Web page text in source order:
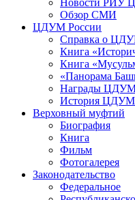
Новости РИУ
Обзор СМИ
ЦДУМ России
Справка о
Книга
Книга
«Панорама
Награды ЦДУМ
История ЦДУМ
Верховный муфтий
Биография
Книга
Фильм
Фотогалерея
Законодательство
Федеральное